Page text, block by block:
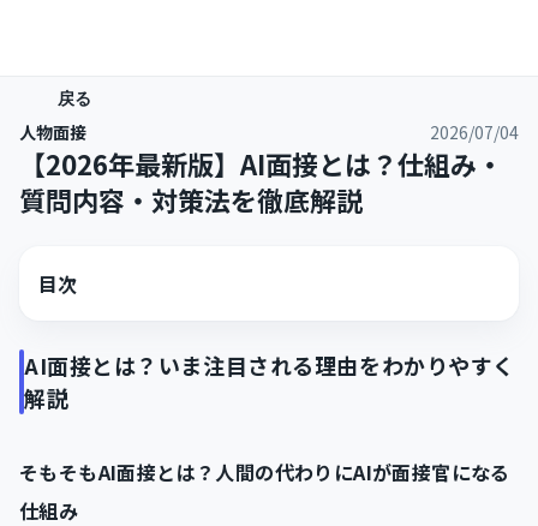
戻る
人物面接 2026/07/04
【2026年最新版】AI面接とは？仕組み・
質問内容・対策法を徹底解説
目次
AI面接とは？いま注目される理由をわかりやすく
解説
そもそもAI面接とは？人間の代わりにAIが面接官になる
仕組み